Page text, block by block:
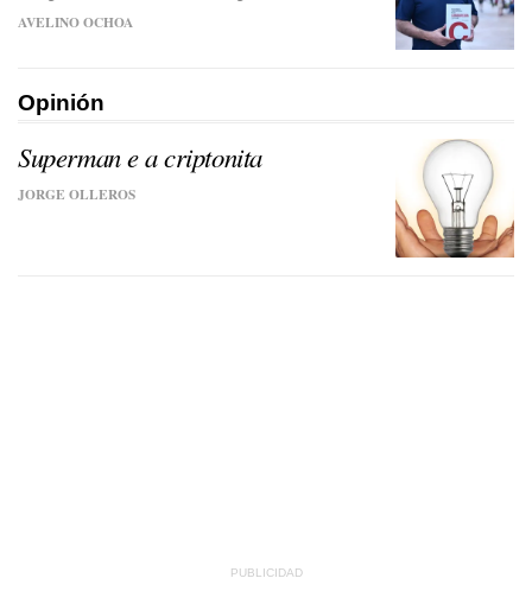
AVELINO OCHOA
Opinión
Superman e a criptonita
JORGE OLLEROS